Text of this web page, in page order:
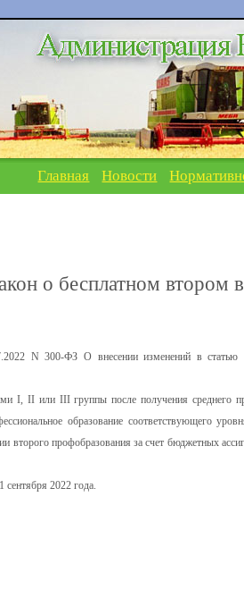
Главная Новости
о бесплатном втором
N 300-ФЗ О внесении изменений в статью
I, II или III группы после получения среднего
образование соответствующего
второго профобразования за счет бюджетных
2022 года.